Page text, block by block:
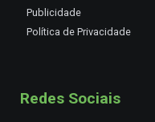
Publicidade
Política de Privacidade
Redes Sociais